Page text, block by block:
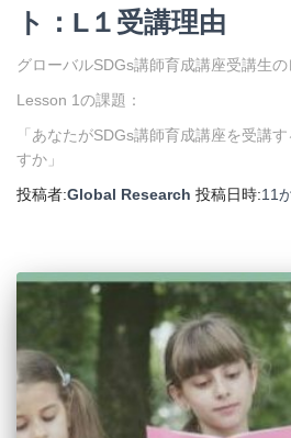
ト：L１受講理由
グローバルSDGs講師育成講座受講生の
Lesson 1の課題：
「あなたがSDGs講師育成講座を受講
すか」
投稿者:Global Research 投稿日時:11